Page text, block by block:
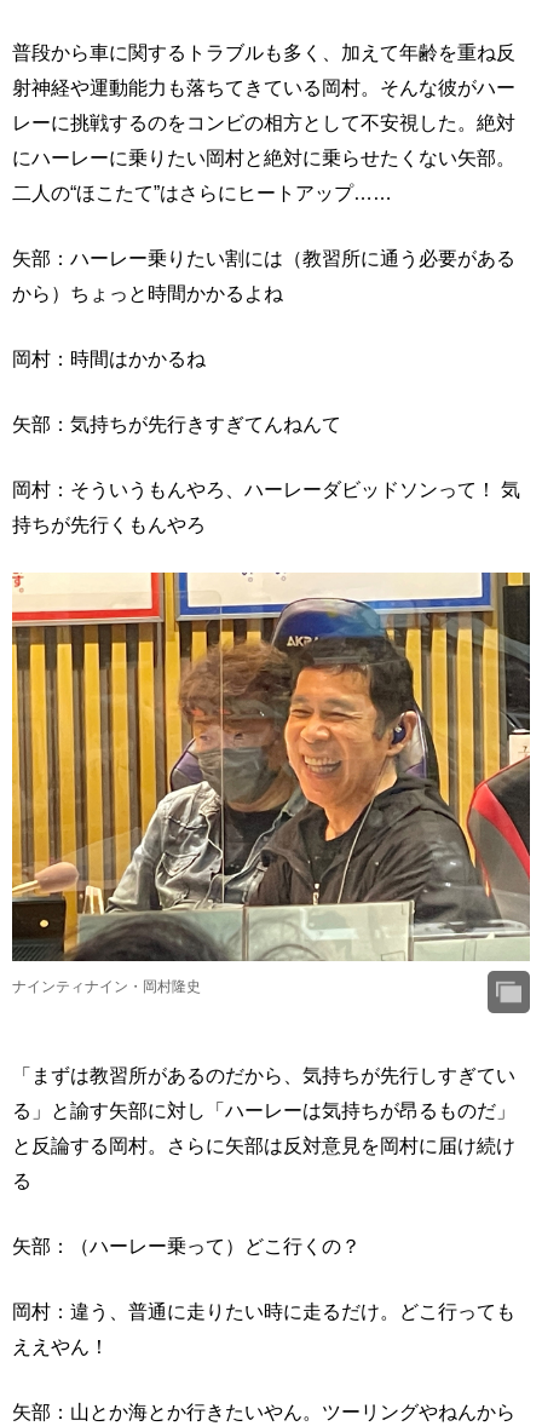
普段から車に関するトラブルも多く、加えて年齢を重ね反
射神経や運動能力も落ちてきている岡村。そんな彼がハー
レーに挑戦するのをコンビの相方として不安視した。絶対
にハーレーに乗りたい岡村と絶対に乗らせたくない矢部。
二人の“ほこたて”はさらにヒートアップ……
矢部：ハーレー乗りたい割には（教習所に通う必要がある
から）ちょっと時間かかるよね
岡村：時間はかかるね
矢部：気持ちが先行きすぎてんねんて
岡村：そういうもんやろ、ハーレーダビッドソンって！ 気
持ちが先行くもんやろ
ナインティナイン・岡村隆史
「まずは教習所があるのだから、気持ちが先行しすぎてい
る」と諭す矢部に対し「ハーレーは気持ちが昂るものだ」
と反論する岡村。さらに矢部は反対意見を岡村に届け続け
る
矢部：（ハーレー乗って）どこ行くの？
岡村：違う、普通に走りたい時に走るだけ。どこ行っても
ええやん！
矢部：山とか海とか行きたいやん。ツーリングやねんから